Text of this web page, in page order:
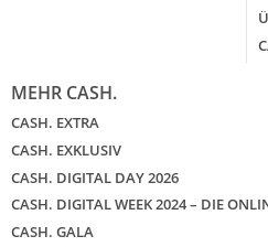
MEHR CASH.
CASH. EXTRA
CASH. EXKLUSIV
CASH. DIGITAL DAY 2026
CASH. DIGITAL WEEK 2024 – DIE
CASH. GALA